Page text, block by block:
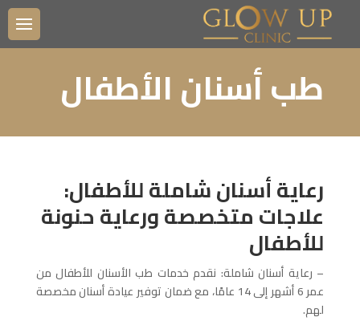
طب أسنان الأطفال
رعاية أسنان شاملة للأطفال:
علاجات متخصصة ورعاية حنونة
للأطفال
– رعاية أسنان شاملة: نقدم خدمات طب الأسنان للأطفال من
عمر 6 أشهر إلى 14 عامًا، مع ضمان توفير عيادة أسنان مخصصة
لهم.